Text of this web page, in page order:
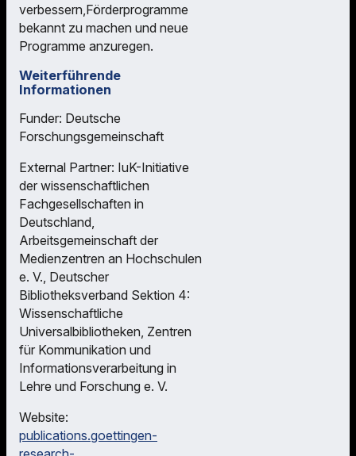
verbessern,Förderprogramme
bekannt zu machen und neue
Programme anzuregen.
Weiterführende
Informationen
Funder: Deutsche
Forschungsgemeinschaft
External Partner: IuK-Initiative
der wissenschaftlichen
Fachgesellschaften in
Deutschland,
Arbeitsgemeinschaft der
Medienzentren an Hochschulen
e. V., Deutscher
Bibliotheksverband Sektion 4:
Wissenschaftliche
Universalbibliotheken, Zentren
für Kommunikation und
Informationsverarbeitung in
Lehre und Forschung e. V.
Website:
publications.goettingen-